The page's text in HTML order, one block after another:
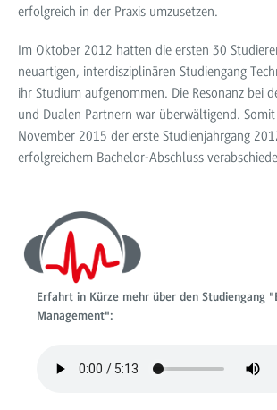
erfolgreich in der Praxis umzusetzen.
Im Oktober 2012 hatten die ersten 30
neuartigen, interdisziplinären Studiengang
ihr Studium aufgenommen. Die Resonanz bei
und Dualen Partnern war überwältigend.
November 2015 der erste Studienjahrgang
erfolgreichem Bachelor-Abschluss
Erfahrt in Kürze mehr über den Studiengang
Management":